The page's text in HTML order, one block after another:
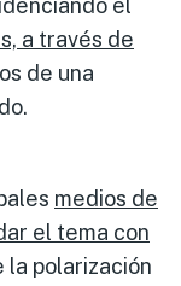
el
a través de
de una
medios de
el tema con
la polarización